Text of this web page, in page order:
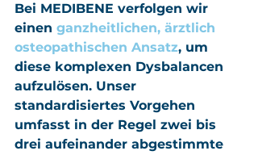
Bei MEDIBENE verfolgen wir
einen ganzheitlichen, ärztlich
osteopathischen Ansatz, um
diese komplexen Dysbalancen
aufzulösen. Unser
standardisiertes Vorgehen
umfasst in der Regel zwei bis
drei aufeinander abgestimmte